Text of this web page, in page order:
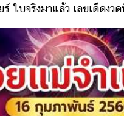
ร์ ใบจริงมาแล้ว เลขเด็ดง